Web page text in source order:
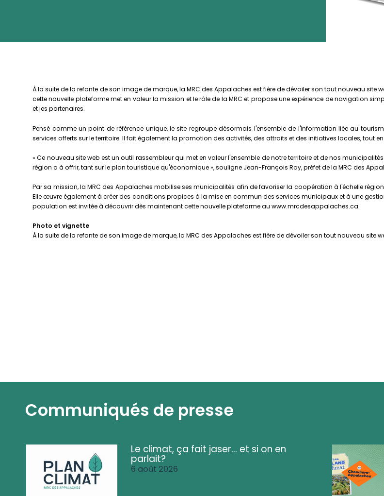
À la suite de la refonte de son image de marque, la MRC des Appalaches est fière de dévoiler son tout nouveau
cette nouvelle plateforme met en valeur la mission et le rôle de la MRC et propose une expérience de navigation
et les partenaires.
Pensé comme un point de référence unique, le site regroupe désormais l'ensemble de l'information liée au
services offerts sur le territoire. Il fait également la promotion des activités, des attraits et des initiatives locales, tout
« Ce nouveau site web est un outil rassembleur qui met en valeur l'ensemble de notre territoire et de nos
région a à offrir, tant sur le plan touristique qu'économique », souligne Jean-François Roy, préfet de la MRC des
Par sa mission, la MRC des Appalaches mobilise ses municipalités afin de favoriser la coopération à l'échelle
Elle œuvre également à créer des conditions propices à la mise en commun des services municipaux et à une
population est invitée à découvrir dès maintenant cette nouvelle plateforme au www.mrcdesappalaches.ca.
Photo et vignette
À la suite de la refonte de son image de marque, la MRC des Appalaches est fière de dévoiler son tout nouveau
Communiqués de presse
Le climat, ça fait jaser... et si on en
parlait?
6 août 2026